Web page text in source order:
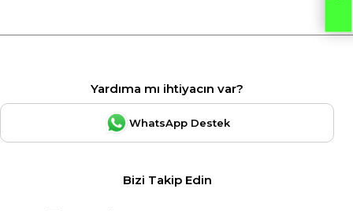
Yardıma mı ihtiyacın var?
WhatsApp Destek
Bizi Takip Edin